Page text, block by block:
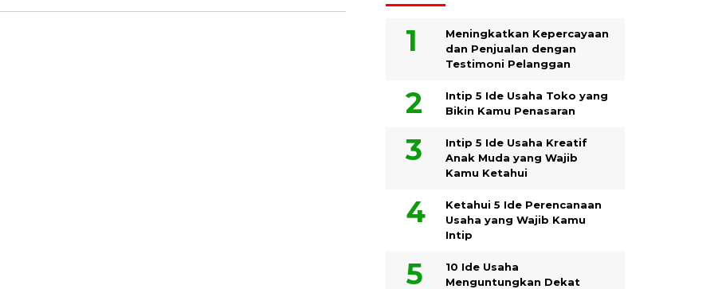
Meningkatkan Kepercayaan
dan Penjualan dengan
Testimoni Pelanggan
Intip 5 Ide Usaha Toko yang
Bikin Kamu Penasaran
Intip 5 Ide Usaha Kreatif
Anak Muda yang Wajib
Kamu Ketahui
Ketahui 5 Ide Perencanaan
Usaha yang Wajib Kamu
Intip
10 Ide Usaha
Menguntungkan Dekat